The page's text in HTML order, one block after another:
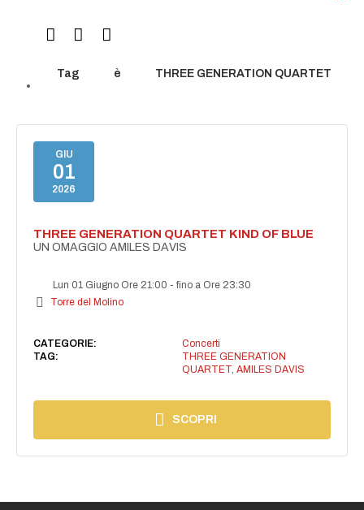
Tag è THREE GENERATION QUARTET
GIU
01
2026
THREE GENERATION QUARTET KIND OF BLUE
UN OMAGGIO AMILES DAVIS
Lun 01 Giugno Ore 21:00 -fino a Ore 23:30
Torre del Molino
CATEGORIE:
Concerti
TAG:
THREE GENERATION
QUARTET, AMILES DAVIS
SCOPRI